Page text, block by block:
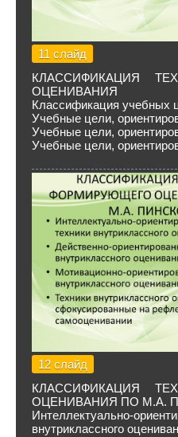
11 слайд
КЛАССИФИКАЦИЯ
ОЦЕНИВАНИЯ
Классификация учебных
Учебные цели,
Учебные цели,
Учебные цели,
12 слайд
КЛАССИФИКАЦИЯ
ОЦЕНИВАНИЯ ПО М.А.
Интеллектуально-
внутриклассного